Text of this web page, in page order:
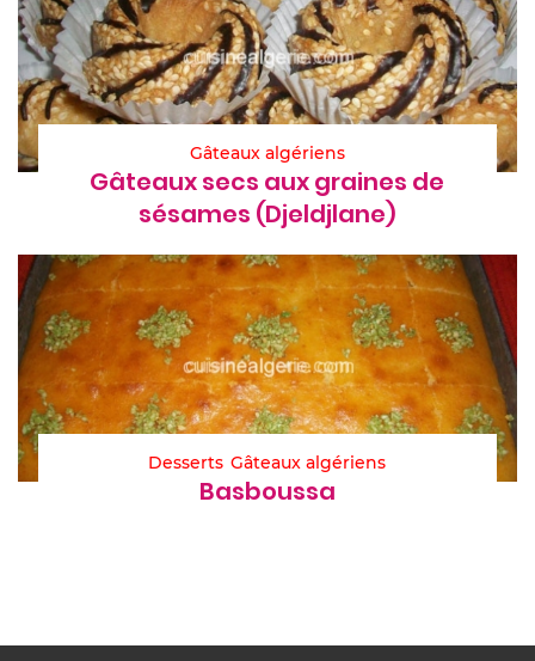
Gâteaux algériens
Gâteaux secs aux graines de
sésames (Djeldjlane)
Desserts Gâteaux algériens
Basboussa